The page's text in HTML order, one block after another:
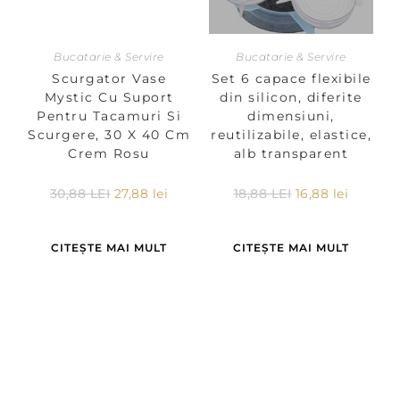
Bucatarie & Servire
Scurgator Vase
Mystic Cu Suport
Pentru Tacamuri Si
Scurgere, 30 X 40 Cm
Crem Rosu
30,88LEI 27,88 lei
CITEȘTE MAI MULT
Bucatarie & Servire
Set 6 capace flexibile
din silicon, diferite
dimensiuni,
reutilizabile, elastice,
alb transparent
18,88LEI 16,88 lei
CITEȘTE MAI MULT